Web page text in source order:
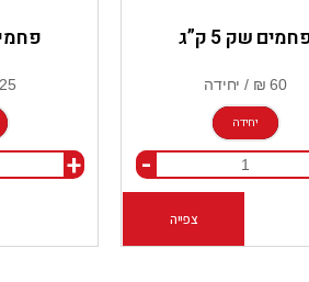
שק 5 ק”ג
יחידה
-
הוספה לסל
צפייה
+